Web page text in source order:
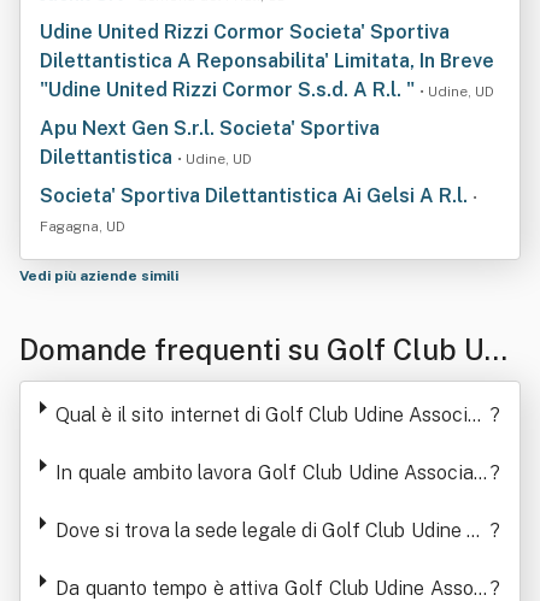
Udine United Rizzi Cormor Societa' Sportiva
Dilettantistica A Reponsabilita' Limitata, In Breve
"Udine United Rizzi Cormor S.s.d. A R.l. " • Udine, UD
Apu Next Gen S.r.l. Societa' Sportiva
Dilettantistica • Udine, UD
Societa' Sportiva Dilettantistica Ai Gelsi A R.l. •
Fagagna, UD
Vedi più aziende simili
Domande frequenti su Golf Club Udi
ne Associazione Sportiva Dilettantist
Qual è il sito internet di Golf Club Udine Associaz ?
In quale ambito lavora Golf Club Udine Associazi ?
Dove si trova la sede legale di Golf Club Udine As ?
Da quanto tempo è attiva Golf Club Udine Associ ?